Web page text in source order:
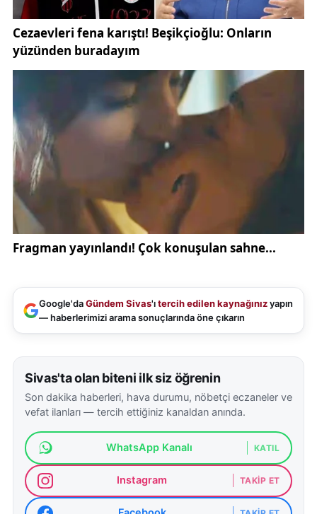
Google'daGündem Sivas'ıtercih edilen kaynağınızyapın
— haberlerimizi arama sonuçlarında öne çıkarın
Sivas'ta olan biteni ilk siz öğrenin
Son dakika haberleri, hava durumu, nöbetçi eczaneler ve
vefat ilanları — tercih ettiğiniz kanaldan anında.
WhatsApp Kanalı KATIL
Instagram TAKIP ET